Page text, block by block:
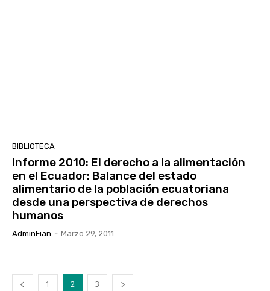
BIBLIOTECA
Informe 2010: El derecho a la alimentación
en el Ecuador: Balance del estado
alimentario de la población ecuatoriana
desde una perspectiva de derechos
humanos
AdminFian - Marzo 29, 2011
1 2 3